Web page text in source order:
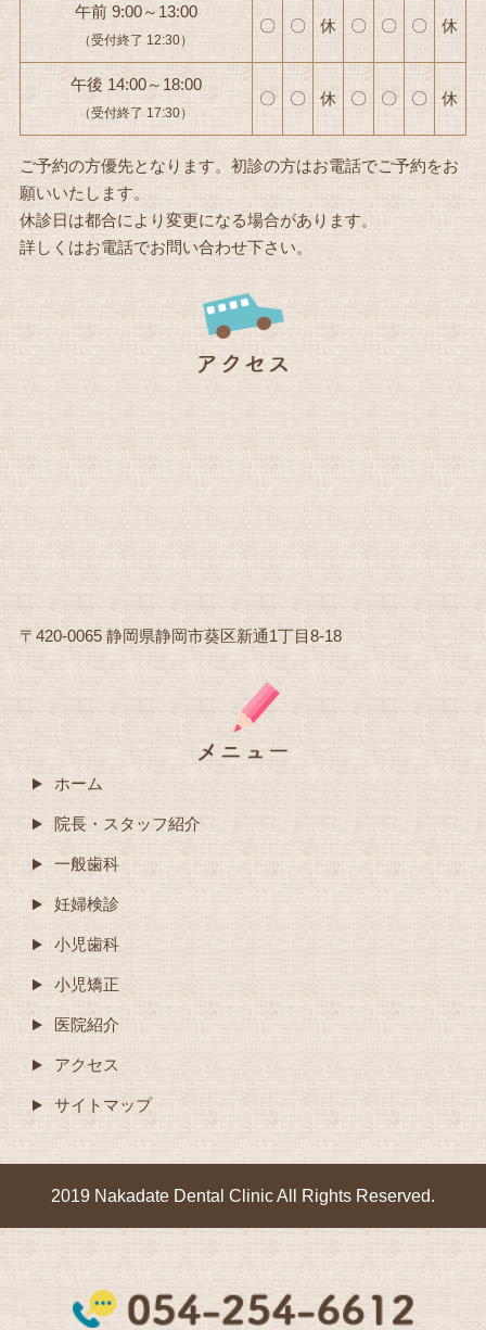
午前 9:00～13:00
（受付終了 12:30）
〇 〇 休 〇 〇 〇 休
午後 14:00～18:00
（受付終了 17:30）
〇 〇 休 〇 〇 〇 休
ご予約の方優先となります。初診の方はお電話でご予約をお
願いいたします。
休診日は都合により変更になる場合があります。
詳しくはお電話でお問い合わせ下さい。
〒420-0065 静岡県静岡市葵区新通1丁目8-18
ホーム
院長・スタッフ紹介
一般歯科
妊婦検診
小児歯科
小児矯正
医院紹介
アクセス
サイトマップ
2019 Nakadate Dental Clinic All Rights Reserved.